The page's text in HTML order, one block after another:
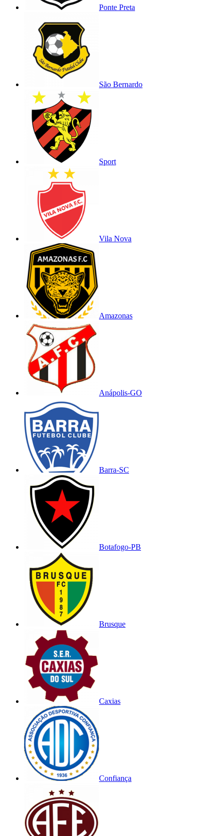
Ponte Preta
São Bernardo
Sport
Vila Nova
Amazonas
Anápolis-GO
Barra-SC
Botafogo-PB
Brusque
Caxias
Confiança